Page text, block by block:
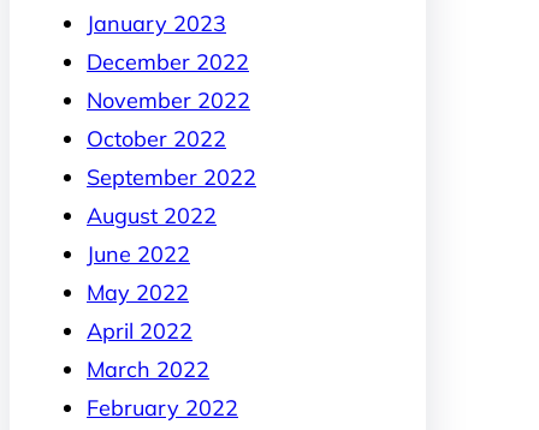
January 2023
December 2022
November 2022
October 2022
September 2022
August 2022
June 2022
May 2022
April 2022
March 2022
February 2022